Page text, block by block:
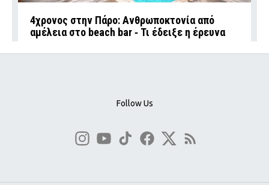
4χρονος στην Πάρο: Ανθρωποκτονία από
αμέλεια στο beach bar ‑ Τι έδειξε η έρευνα
Follow Us